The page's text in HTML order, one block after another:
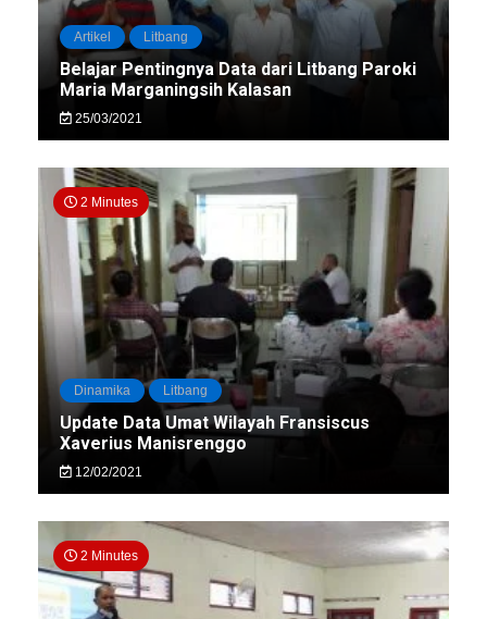
Artikel Litbang
Belajar Pentingnya Data dari Litbang Paroki
Maria Marganingsih Kalasan
25/03/2021
2 Minutes
Dinamika Litbang
Update Data Umat Wilayah Fransiscus
Xaverius Manisrenggo
12/02/2021
2 Minutes